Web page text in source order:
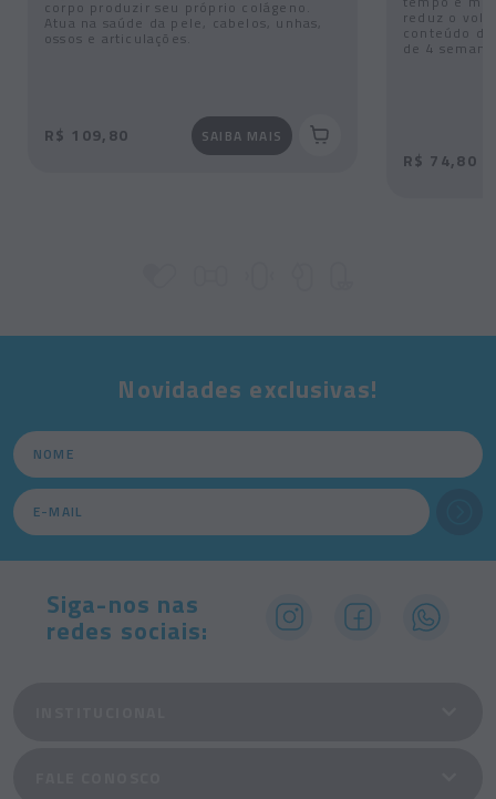
corpo produzir seu próprio colágeno.
Atua na saúde da pele, cabelos, unhas,
ossos e articulações.
R$ 109,80 SAIBA MAIS
reduz o
conteúdo
de 4
R$ 74,80
Novidades exclusivas!
Siga-nos nas
redes sociais: